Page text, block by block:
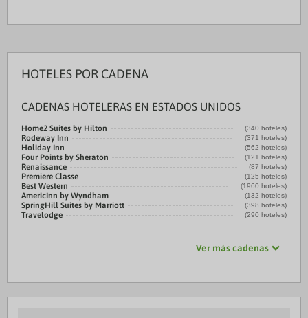
HOTELES POR CADENA
CADENAS HOTELERAS EN ESTADOS UNIDOS
Home2 Suites by Hilton (340 hoteles)
Rodeway Inn (371 hoteles)
Holiday Inn (562 hoteles)
Four Points by Sheraton (121 hoteles)
Renaissance (87 hoteles)
Premiere Classe (125 hoteles)
Best Western (1960 hoteles)
AmericInn by Wyndham (132 hoteles)
SpringHill Suites by Marriott (398 hoteles)
Travelodge (290 hoteles)
Ver más cadenas